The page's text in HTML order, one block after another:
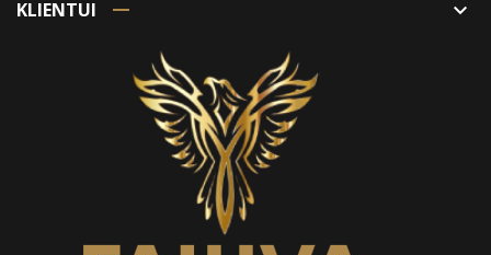
KLIENTUI keyboard_arrow_down